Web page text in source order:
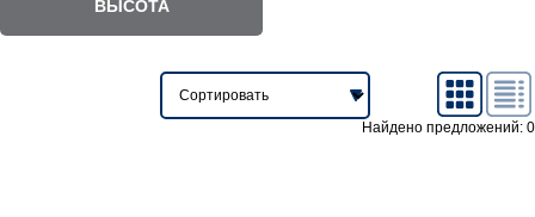
ВЫСОТА
Найдено предложений: 0